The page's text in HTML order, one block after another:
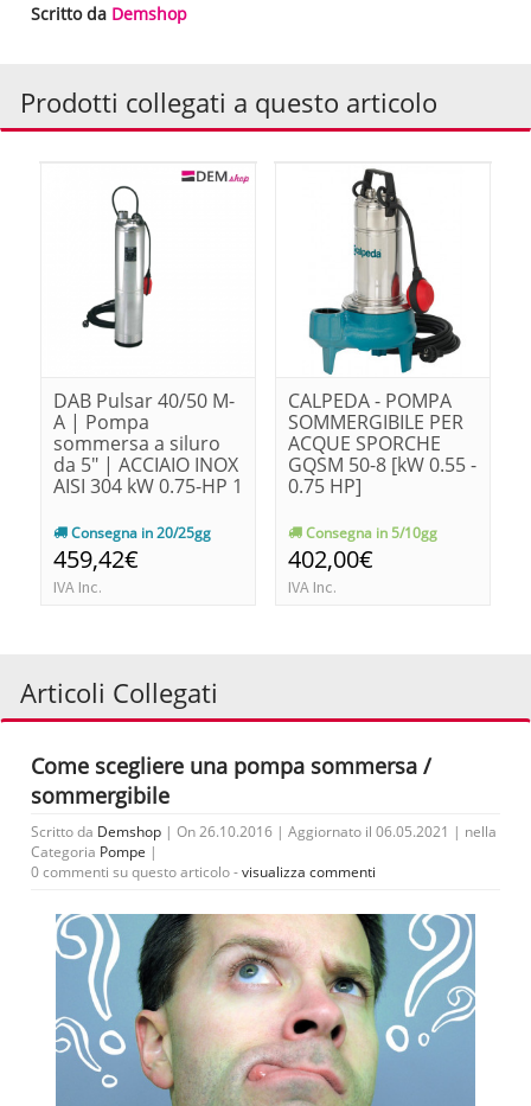
Scritto da Demshop
Prodotti collegati a questo articolo
DAB Pulsar 40/50 M-
A | Pompa
sommersa a siluro
da 5" | ACCIAIO INOX
AISI 304 kW 0.75-HP 1
Consegna in 20/25gg
459,42€
IVA Inc.
CALPEDA - POMPA
SOMMERGIBILE PER
ACQUE SPORCHE
GQSM 50-8 [kW 0.55 -
0.75 HP]
Consegna in 5/10gg
402,00€
IVA Inc.
Articoli Collegati
Come scegliere una pompa sommersa /
sommergibile
Scritto da Demshop | On 26.10.2016 | Aggiornato il 06.05.2021 | nella
Categoria Pompe |
0 commenti su questo articolo -visualizza commenti